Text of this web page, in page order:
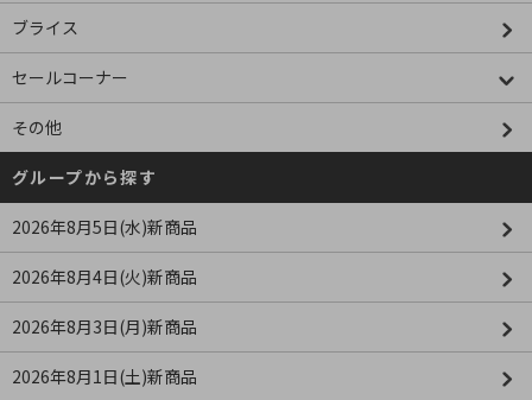
ブライス
セールコーナー
その他
グループから探す
2026年8月5日(水)新商品
2026年8月4日(火)新商品
2026年8月3日(月)新商品
2026年8月1日(土)新商品